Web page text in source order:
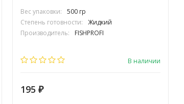
Вес упаковки:
500 гр
Степень готовности:
Жидкий
Производитель:
FISHPROFI
В наличии
195 ₽